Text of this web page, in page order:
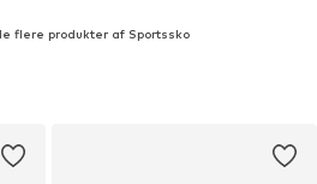
flere produkter af Sportssko